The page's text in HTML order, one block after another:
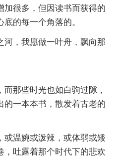
加很多，但因读书而获得的
的每一个角落的。
河，我愿做一叶舟，飘向那
那些时光也如白驹过隙，
的一本本书，散发着古老的
或温婉或泼辣，或体弱或矮
，吐露着那个时代下的悲欢